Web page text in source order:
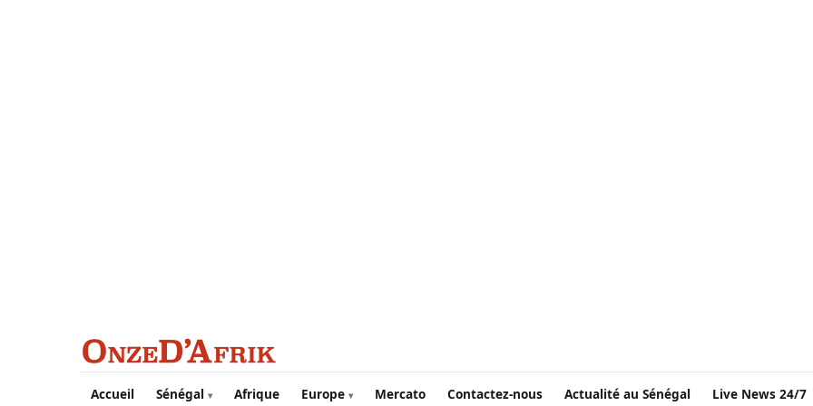
Aller au contenu principal
Accueil Sénégal Afrique Europe Mercato Contactez-nous Actualité au Sénégal Live News 24/7